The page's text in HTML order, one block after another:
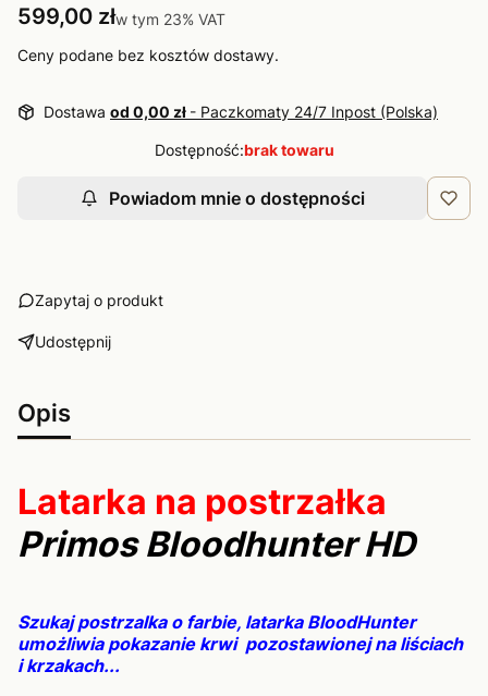
Cena
599,00 złw tym 23% VAT
w tym 23% VAT
Ceny podane bez kosztów dostawy.
Dostawa od 0,00 zł - Paczkomaty 24/7 Inpost (Polska)
Dostępność:brak towaru
Powiadom mnie o dostępności
Zapytaj o produkt
Udostępnij
Opis
Latarka na postrzałka
Primos Bloodhunter HD
Szukaj postrzalka o farbie, latarka BloodHunter
umożliwia pokazanie krwi pozostawionej na liściach
i krzakach...